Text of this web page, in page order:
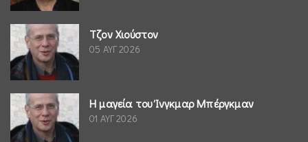
Τζον Χιούστον
05 ΑΥΓ 2026
Η μαγεία του Ίνγκμαρ Μπέργκμαν
01 ΑΥΓ 2026